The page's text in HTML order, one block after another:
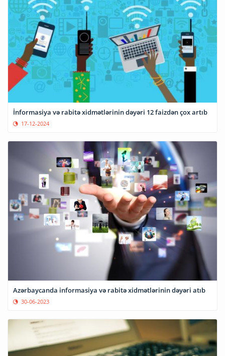
İnformasiya və rabitə xidmətlərinin dəyəri 12 faizdən çox artıb
17-12-2024
Azərbaycanda informasiya və rabitə xidmətlərinin dəyəri atıb
30-06-2023